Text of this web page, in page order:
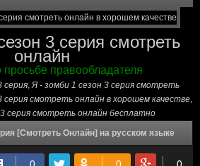
3 серия смотреть
онлайн
правообладателя
серия,Я - зомби 1 сезон 3 серия смотреть
серия смотреть онлайн в хорошем качестве,
серия смотреть онлайн бесплатно
[Смотреть Онлайн] на русском языке